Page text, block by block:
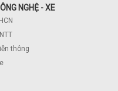
NGHỆ - XE
thông